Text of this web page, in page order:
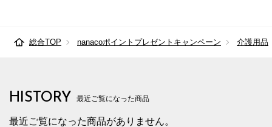
総合TOP nanacoポイントプレゼントキャンペーン 介護用品
HISTORY 最近ご覧になった商品
最近ご覧になった商品がありません。